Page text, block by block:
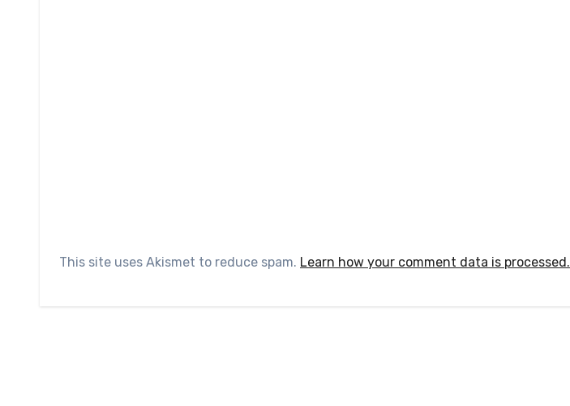
This site uses Akismet to reduce spam. Learn how your comment data is processed.